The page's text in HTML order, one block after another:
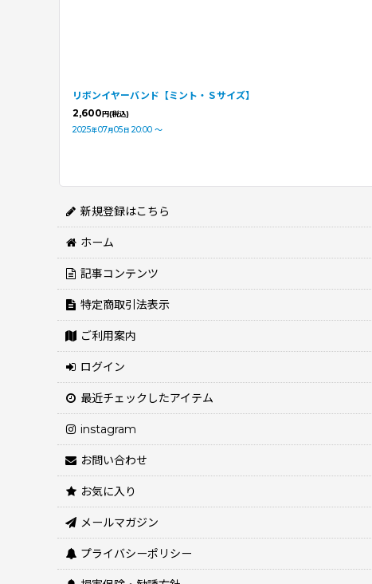
リボンイヤーバンド【ミント・Ｓサイズ】
2,600円(税込)
2025年07月05 日 20:00 ～
新規登録はこちら
ホーム
記事コンテンツ
特定商取引法表示
ご利用案内
ログイン
最近チェックしたアイテム
instagram
お問い合わせ
お気に入り
メールマガジン
プライバシーポリシー